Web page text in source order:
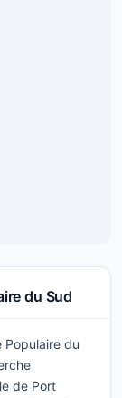
du Sud
Populaire du
de Port